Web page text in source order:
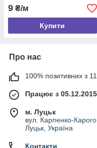
9 ₴/м
Купити
Про нас
100% позитивних з
Працює з 05.12.2015
м. Луцьк
вул. Карпенко-
Луцьк, Україна
Контакти